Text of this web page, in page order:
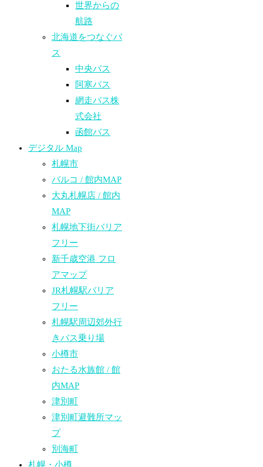
世界からの
航路​
北海道をつなぐバ
ス
中央バス
阿寒バス
網走バス株
式会社
函館バス
デジタル Map
札幌市
パルコ / 館内MAP
大丸札幌店 / 館内
MAP
札幌地下街バリア
フリー
新千歳空港 フロ
アマップ
JR札幌駅バリア
フリー
札幌駅周辺郊外行
きバス乗り場
小樽市
おたる水族館 / 館
内MAP
津別町
津別町避難所マッ
プ
別海町
札幌・小樽